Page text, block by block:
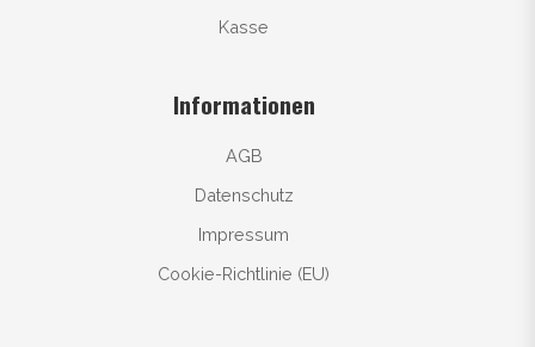
Kasse
Informationen
AGB
Datenschutz
Impressum
Cookie-Richtlinie (EU)